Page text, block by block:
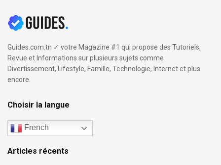
Guides.com.tn ✓ votre Magazine #1 qui propose des Tutoriels,
Revue et Informations sur plusieurs sujets comme
Divertissement, Lifestyle, Famille, Technologie, Internet et plus
encore.
Choisir la langue
French
Articles récents